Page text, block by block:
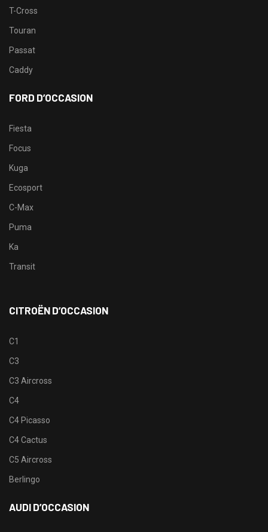
T-Cross
Touran
Passat
Caddy
FORD D’OCCASION
Fiesta
Focus
Kuga
Ecosport
C-Max
Puma
Ka
Transit
CITROËN D’OCCASION
C1
C3
C3 Aircross
C4
C4 Picasso
C4 Cactus
C5 Aircross
Berlingo
AUDI D’OCCASION